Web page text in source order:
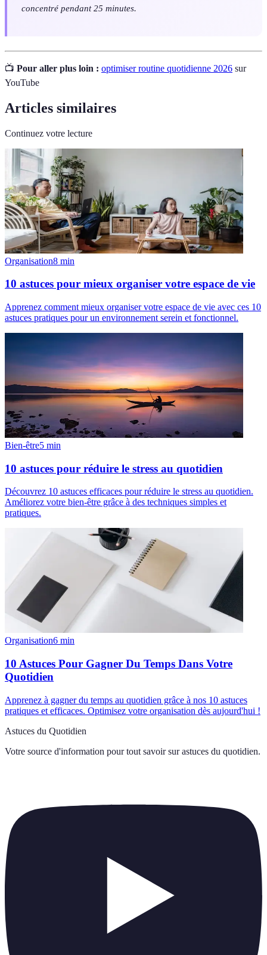
concentré pendant 25 minutes.
📺 Pour aller plus loin : optimiser routine quotidienne 2026 sur
YouTube
Articles similaires
Continuez votre lecture
Organisation8 min
10 astuces pour mieux organiser votre espace de vie
Apprenez comment mieux organiser votre espace de vie avec ces 10
astuces pratiques pour un environnement serein et fonctionnel.
Bien-être5 min
10 astuces pour réduire le stress au quotidien
Découvrez 10 astuces efficaces pour réduire le stress au quotidien.
Améliorez votre bien-être grâce à des techniques simples et
pratiques.
Organisation6 min
10 Astuces Pour Gagner Du Temps Dans Votre
Quotidien
Apprenez à gagner du temps au quotidien grâce à nos 10 astuces
pratiques et efficaces. Optimisez votre organisation dès aujourd'hui !
Astuces du Quotidien
Votre source d'information pour tout savoir sur astuces du quotidien.